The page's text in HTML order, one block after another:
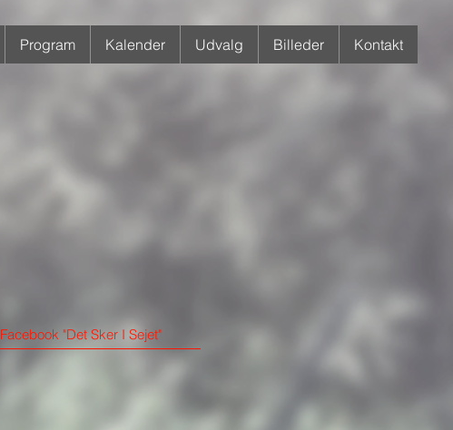
Program Kalender Udvalg Billeder Kontakt
Facebook "Det Sker I Sejet"